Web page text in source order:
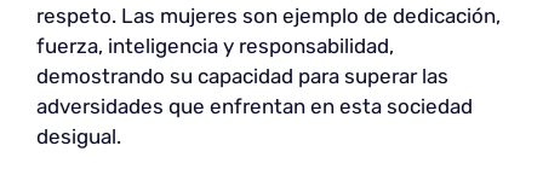
respeto. Las mujeres son ejemplo de dedicación,
fuerza, inteligencia y responsabilidad,
demostrando su capacidad para superar las
adversidades que enfrentan en esta sociedad
desigual.